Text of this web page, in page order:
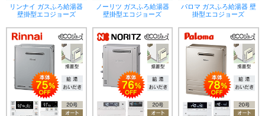
リンナイ ガスふろ給湯器
壁掛型エコジョーズ
ノーリツ ガスふろ給湯器
壁掛型エコジョーズ
パロマ ガスふろ給湯器 壁
掛型エコジョーズ